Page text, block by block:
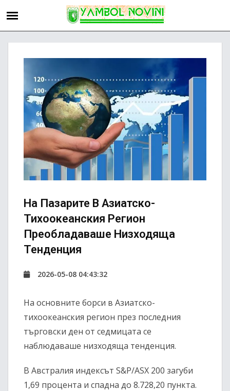
На Пазарите В Азиатско-
Тихоокеанския Регион
Преобладаваше Низходяща
Тенденция
2026-05-08 04:43:32
На основните борси в Азиатско-
тихоокеанския регион през последния
търговски ден от седмицата се
наблюдаваше низходяща тенденция.
В Австралия индексът S&P/ASX 200 загуби
1,69 процента и спадна до 8.728,20 пункта.